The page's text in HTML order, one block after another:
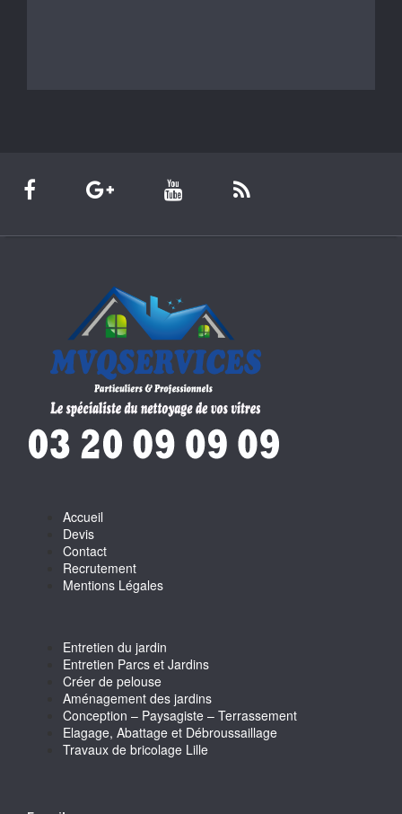
Accueil
Devis
Contact
Recrutement
Mentions Légales
Entretien du jardin
Entretien Parcs et Jardins
Créer de pelouse
Aménagement des jardins
Conception – Paysagiste – Terrassement
Elagage, Abattage et Débroussaillage
Travaux de bricolage Lille